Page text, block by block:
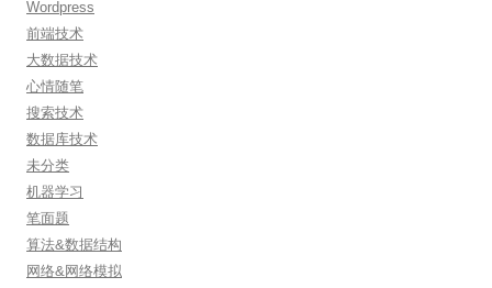
Wordpress
前端技术
大数据技术
心情随笔
搜索技术
数据库技术
未分类
机器学习
笔面题
算法&数据结构
网络&网络模拟